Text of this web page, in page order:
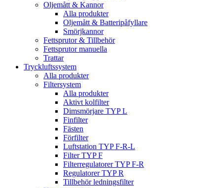
Oljemått & Kannor
Alla produkter
Oljemått & Batteripåfyllare
Smörjkannor
Fettsprutor & Tillbehör
Fettsprutor manuella
Trattar
Tryckluftssystem
Alla produkter
Filtersystem
Alla produkter
Aktivt kolfilter
Dimsmörjare TYP L
Finfilter
Fästen
Förfilter
Luftstation TYP F-R-L
Filter TYP F
Filterregulatorer TYP F-R
Regulatorer TYP R
Tillbehör ledningsfilter